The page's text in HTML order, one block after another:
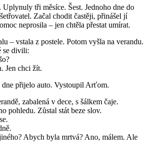
Uplynuly tři měsíce. Šest. Jednoho dne do
Začal chodit častěji, přinášel jí
neprosila – jen chtěla přestat umírat.
– vstala z postele. Potom vyšla na verandu.
se divili:
Jen chci žít.
přijelo auto. Vystoupil Arťom.
zabalená v dece, s šálkem čaje.
pohledu. Zůstal stát beze slov.
Abych byla mrtvá? Ano, málem. Ale